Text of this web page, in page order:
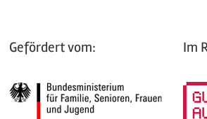
Gefördert vom: Im